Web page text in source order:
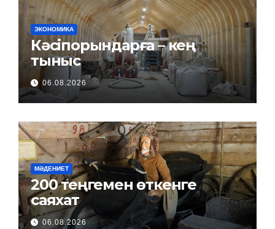
ЭКОНОМИКА
Кәсіпорындарға – кең
тыныс
06.08.2026
МӘДЕНИЕТ
200 теңгемен өткенге
саяхат
06.08.2026